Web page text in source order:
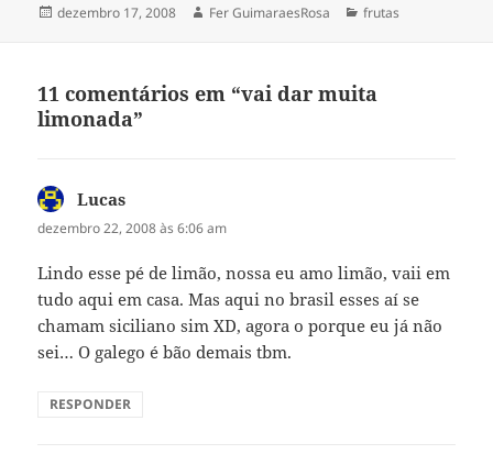
Publicado
dezembro 17, 2008 Autor
Fer GuimaraesRosa Categorias
frutas
11 comentários em “vai dar muita
limonada”
Lucas
dezembro 22, 2008 às 6:06 am
Lindo esse pé de limão, nossa eu amo limão, vaii em
tudo aqui em casa. Mas aqui no brasil esses aí se
chamam siciliano sim XD, agora o porque eu já não
sei… O galego é bão demais tbm.
RESPONDER